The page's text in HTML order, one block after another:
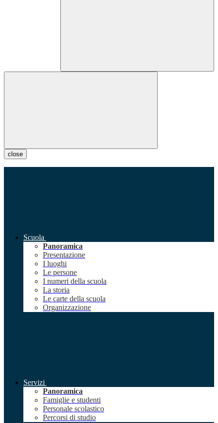
close
Scuola
Panoramica
Presentazione
I luoghi
Le persone
I numeri della scuola
La storia
Le carte della scuola
Organizzazione
Servizi
Panoramica
Famiglie e studenti
Personale scolastico
Percorsi di studio